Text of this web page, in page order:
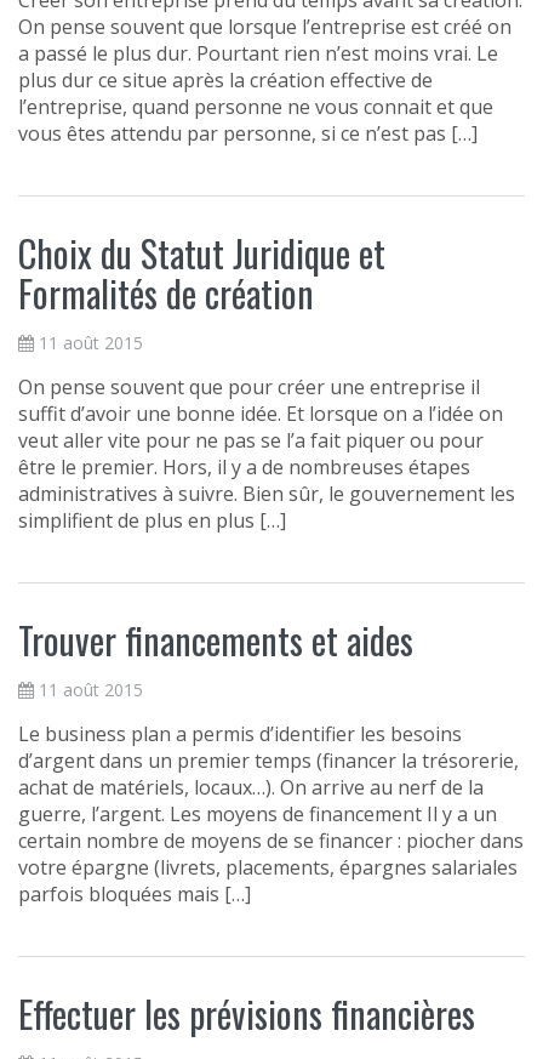
On pense souvent que lorsque l’entreprise est créé on
a passé le plus dur. Pourtant rien n’est moins vrai. Le
plus dur ce situe après la création effective de
l’entreprise, quand personne ne vous connait et que
vous êtes attendu par personne, si ce n’est pas […]
Choix du Statut Juridique et
Formalités de création
11 août 2015
On pense souvent que pour créer une entreprise il
suffit d’avoir une bonne idée. Et lorsque on a l’idée on
veut aller vite pour ne pas se l’a fait piquer ou pour
être le premier. Hors, il y a de nombreuses étapes
administratives à suivre. Bien sûr, le gouvernement les
simplifient de plus en plus […]
Trouver financements et aides
11 août 2015
Le business plan a permis d’identifier les besoins
d’argent dans un premier temps (financer la trésorerie,
achat de matériels, locaux…). On arrive au nerf de la
guerre, l’argent. Les moyens de financement Il y a un
certain nombre de moyens de se financer : piocher dans
votre épargne (livrets, placements, épargnes salariales
parfois bloquées mais […]
Effectuer les prévisions financières